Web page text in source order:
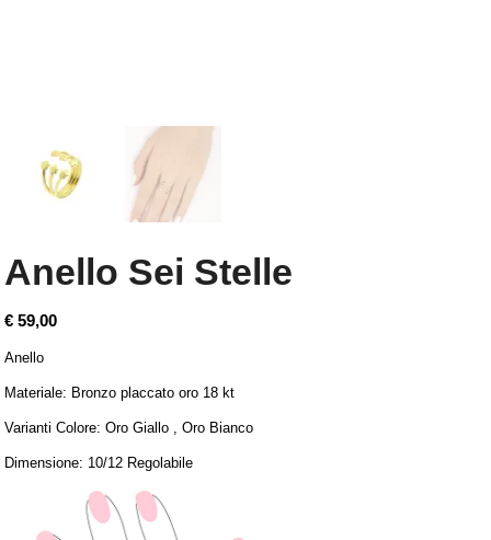
Anello Sei Stelle
€ 59,00
Anello
Materiale: Bronzo placcato oro 18 kt
Varianti Colore: Oro Giallo , Oro Bianco
Dimensione: 10/12 Regolabile